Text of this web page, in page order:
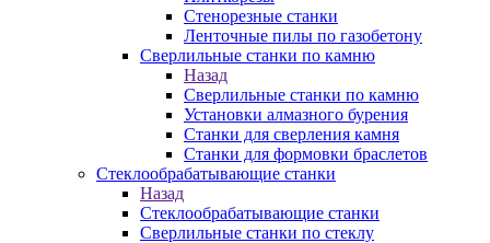
Стенорезные станки
Ленточные пилы по газобетону
Сверлильные станки по камню
Назад
Сверлильные станки по камню
Установки алмазного бурения
Станки для сверления камня
Станки для формовки браслетов
Стеклообрабатывающие станки
Назад
Стеклообрабатывающие станки
Сверлильные станки по стеклу